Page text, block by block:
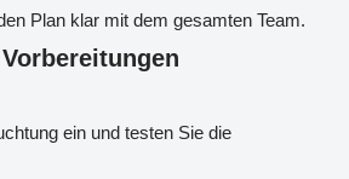
Plan klar mit dem gesamten Team.
ein und testen Sie die